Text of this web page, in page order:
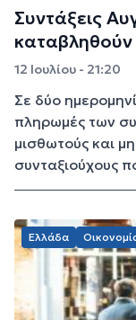
Συντάξεις
καταβληθούν
12 Ιουλίου - 21:20
Σε δύο
πληρωμές των
μισθωτούς και
συνταξιούχους
Ελλάδα